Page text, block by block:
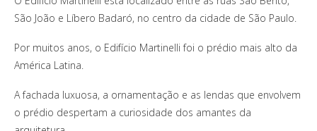
São João e Líbero Badaró, no centro da cidade de São Paulo.
Por muitos anos, o Edifício Martinelli foi o prédio mais alto da
América Latina.
A fachada luxuosa, a ornamentação e as lendas que envolvem
o prédio despertam a curiosidade dos amantes da